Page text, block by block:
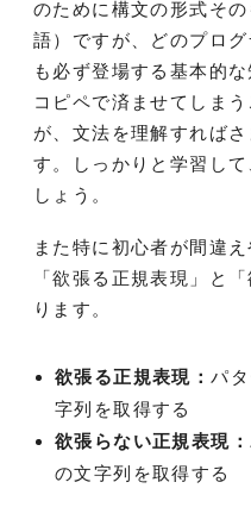
のために構文の形式そ
語）ですが、どのプロ
も必ず登場する基本的
コピペで済ませてしま
が、文法を理解すれば
す。しっかりと学習し
しょう。
また特に初心者が間違
「欲張る正規表現」と
ります。
欲張る正規表現：パ
字列を取得する
欲張らない正規表現：
の文字列を取得する